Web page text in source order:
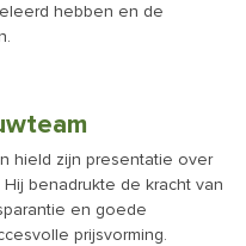
hebben en de
hield zijn presentatie over
benadrukte de kracht van
en goede
prijsvorming.